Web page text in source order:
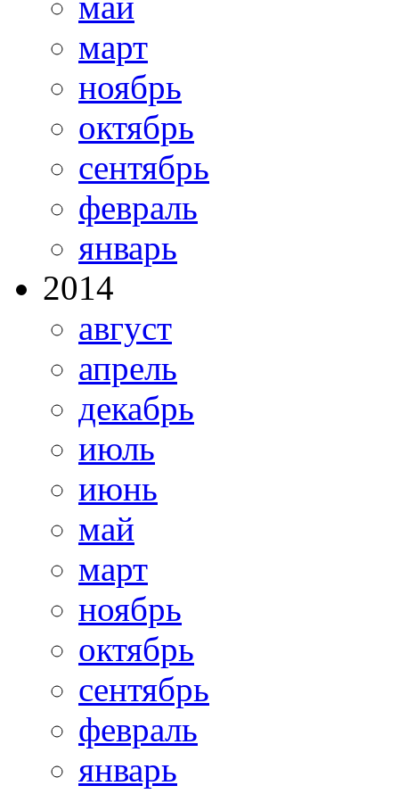
март
ноябрь
октябрь
сентябрь
февраль
январь
2014
август
апрель
декабрь
июль
июнь
май
март
ноябрь
октябрь
сентябрь
февраль
январь